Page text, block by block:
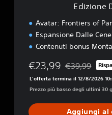
Edizione
Avatar: Frontiers of
Espansione Dalle
Contenuti bonus
€23,99 Scontato dal
€39,99
L'offerta termina il 12/8/2026
Prezzo più basso degli ultimi 30
Aggiungi al